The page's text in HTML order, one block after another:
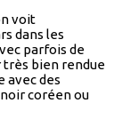
voit
dans les
parfois de
très bien rendue
avec des
coréen ou